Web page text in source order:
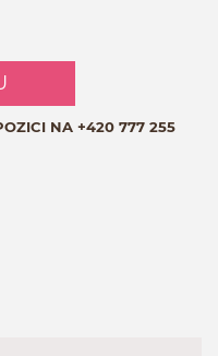
NA +420 777 255